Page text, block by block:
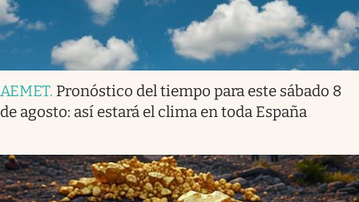
AEMET. Pronóstico del tiempo para este sábado 8
de agosto: así estará el clima en toda España